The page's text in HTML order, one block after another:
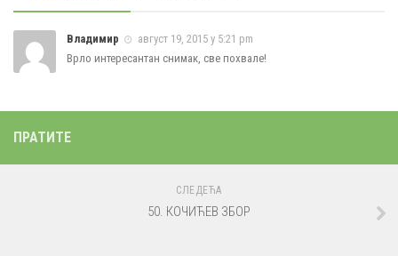
Владимир
август 19, 2015 у 5:21 pm
Врло интересантан снимак, све похвале!
ПРАТИТЕ
СЛЕДЕЋА
50. КОЧИЋЕВ ЗБОР